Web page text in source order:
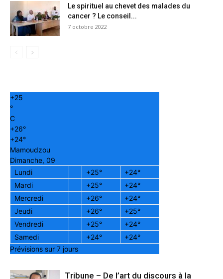
Le spirituel au chevet des malades du
cancer ? Le conseil...
7 octobre 2022
+25
°
C
+26°
+24°
Mamoudzou
Dimanche, 09
Lundi
+25° +24°
Mardi
+25° +24°
Mercredi
+26° +24°
Jeudi
+26° +25°
Vendredi
+25° +24°
Samedi
+24° +24°
Prévisions sur 7 jours
Tribune – De l’art du discours à la